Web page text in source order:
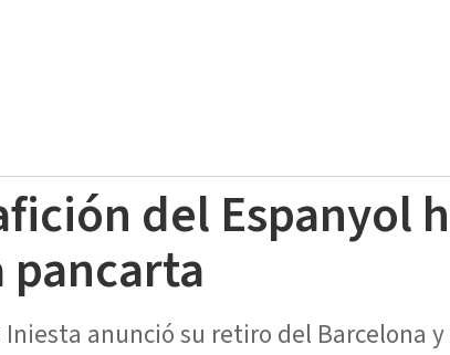
del Espanyol
pancarta
anunció su retiro del Barcelona